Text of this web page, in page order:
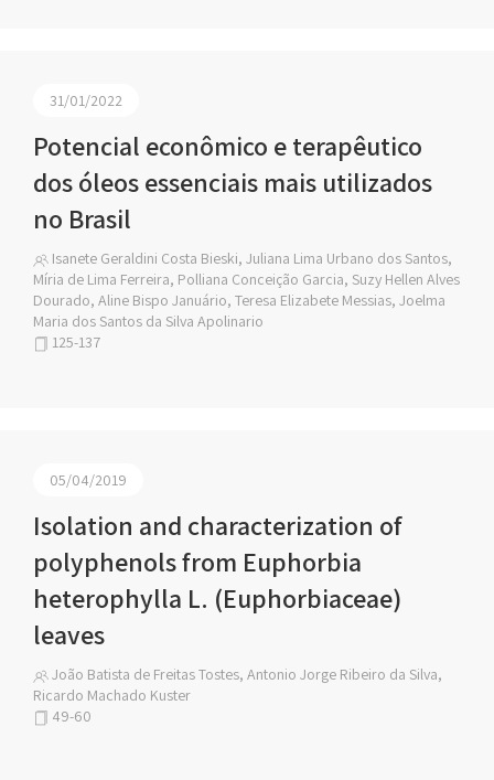
31/01/2022
Potencial econômico e terapêutico
dos óleos essenciais mais utilizados
no Brasil
Isanete Geraldini Costa Bieski, Juliana Lima Urbano dos Santos,
Míria de Lima Ferreira, Polliana Conceição Garcia, Suzy Hellen Alves
Dourado, Aline Bispo Januário, Teresa Elizabete Messias, Joelma
Maria dos Santos da Silva Apolinario
125-137
05/04/2019
Isolation and characterization of
polyphenols from Euphorbia
heterophylla L. (Euphorbiaceae)
leaves
João Batista de Freitas Tostes, Antonio Jorge Ribeiro da Silva,
Ricardo Machado Kuster
49-60